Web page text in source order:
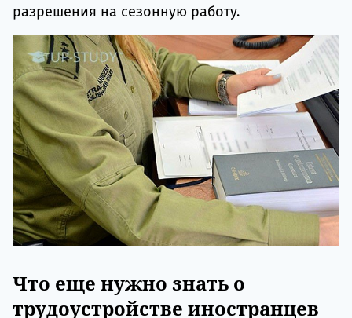
разрешения на сезонную работу.
Что еще нужно знать о
трудоустройстве иностранцев